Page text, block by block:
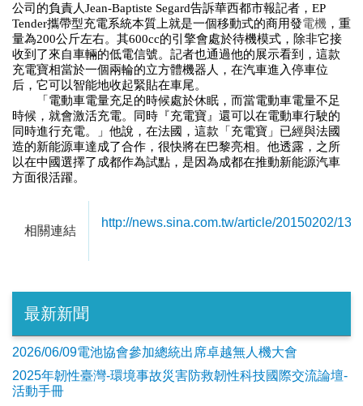
公司的負責人Jean-Baptiste Segard告訴華西都市報記者，EP
Tender攜帶型充電系統本質上就是一個移動式的商用發電機 ，重
量為200公斤左右。其600cc的引擎會處於待機模式，除非它接
收到了來自車輛的低電信號。記者也通過他的展示看到，這款
充電寶相當於一個兩輪的立方體機器人，在汽車進入停車位
后，它可以智能地收起緊貼在車尾。
「電動車電量充足的時候處於休眠，而當電動車電量不足
時候，就會激活充電。同時『充電寶』還可以在電動車行駛的
同時進行充電。」他說，在法國，這款「充電寶」已經與法國
造的新能源車達成了合作，很快將在巴黎亮相。他透露，之所
以在中國選擇了成都作為試點，是因為成都在推動新能源汽車
方面很活躍。
相關連結
http://news.sina.com.tw/article/20150202/
最新新聞
2026/06/09電池協會參加總統出席卓越無人機大會
2025年韌性臺灣-環境事故災害防救韌性科技國際交流論壇-
活動手冊